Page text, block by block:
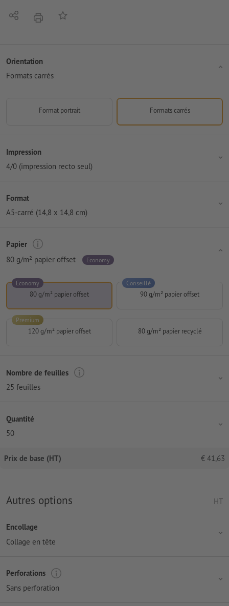
PartagerimprimerAjouter à liste d'article
Orientation
Formats carrés
Format portrait Formats carrés
Impression
4/0 (impression recto seul)
Format
A5-carré (14,8 x 14,8 cm)
Papier
80 g/m² papier offset
Economy
80 g/m² papier offset
Economy
90 g/m² papier offset
Conseillé
120 g/m² papier offset
Premium
80 g/m² papier recyclé
Nombre de feuilles
25 feuilles
Quantité
50
Prix de base (HT) € 41,63
Autres options HT
Encollage
Collage en tête
Perforations
Sans perforation